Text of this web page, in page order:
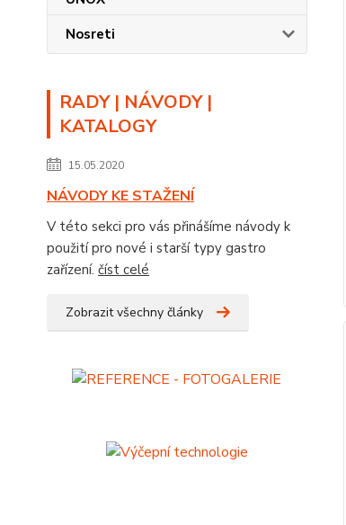
Nosreti
RADY | NÁVODY |
KATALOGY
15.05.2020
NÁVODY KE STAŽENÍ
V této sekci pro vás přinášíme návody k
použití pro nové i starší typy gastro
zařízení. číst celé
Zobrazit všechny články